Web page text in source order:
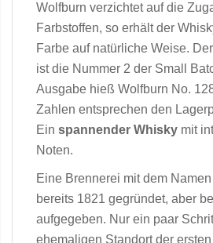
Wolfburn verzichtet auf die
Farbstoffen, so erhält der
Farbe auf natürliche Weise.
ist die Nummer 2 der Small
Ausgabe hieß Wolfburn No.
Zahlen entsprechen den
Ein spannender Whisky mit
Noten.
Eine Brennerei mit dem
bereits 1821 gegründet, aber
aufgegeben. Nur ein paar
ehemaligen Standort der